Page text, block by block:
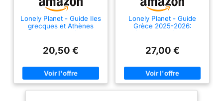
Lonely Planet - Guide Iles
grecques et Athènes
pratiques
20,50 €
Lonely Planet - Guide
Grèce 2025-2026:
27,00 €